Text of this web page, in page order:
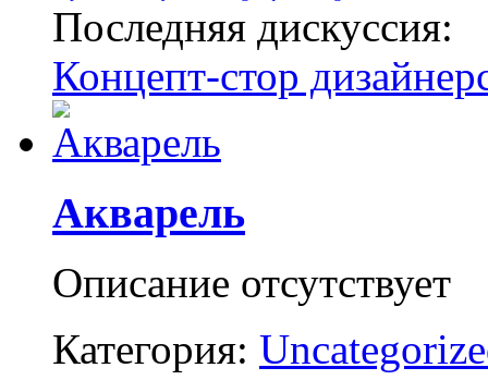
Последняя дискуссия:
Концепт-стор
Акварель
Описание отсутствует
Категория: